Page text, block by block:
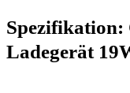
Spezifikation:
Ladegerät